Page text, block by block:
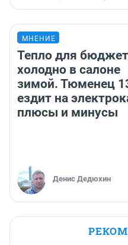
МНЕНИЕ
Тепло для
холодно в салоне
зимой. Тюменец
ездит на
плюсы и минусы
Денис Дедюхин